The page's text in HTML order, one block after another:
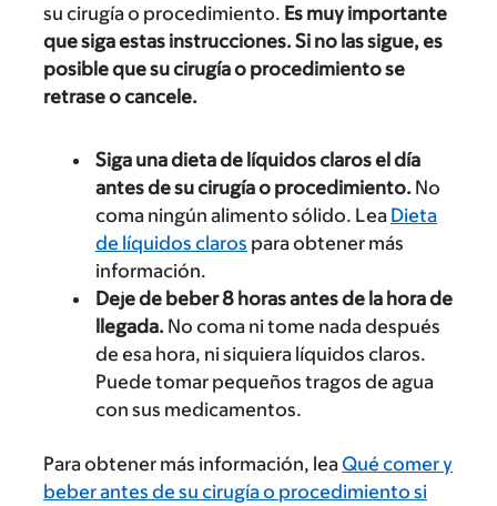
su cirugía o procedimiento. Es muy importante
que siga estas instrucciones. Si no las sigue, es
posible que su cirugía o procedimiento se
retrase o cancele.
Siga una dieta de líquidos claros el día
antes de su cirugía o procedimiento. No
coma ningún alimento sólido. Lea Dieta
de líquidos claros para obtener más
información.
Deje de beber 8 horas antes de la hora de
llegada. No coma ni tome nada después
de esa hora, ni siquiera líquidos claros.
Puede tomar pequeños tragos de agua
con sus medicamentos.
Para obtener más información, lea Qué comer y
beber antes de su cirugía o procedimiento si